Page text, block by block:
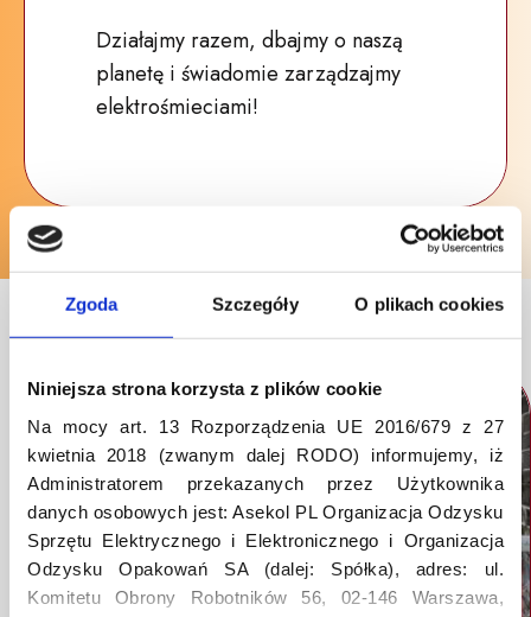
Zgoda Szczegóły O plikach cookies
Niniejsza strona korzysta z plików cookie
Na mocy art. 13 Rozporządzenia UE 2016/679 z 27
kwietnia 2018 (zwanym dalej RODO) informujemy, iż
Administratorem przekazanych przez Użytkownika
danych osobowych jest: Asekol PL Organizacja Odzysku
Sprzętu Elektrycznego i Elektronicznego i Organizacja
Odzysku Opakowań SA (dalej: Spółka), adres: ul.
Komitetu Obrony Robotników 56, 02-146 Warszawa,
Działajmy razem, dbajmy o naszą
planetę i świadomie zarządzajmy
elektrośmieciami!
Ostatnie artykuły